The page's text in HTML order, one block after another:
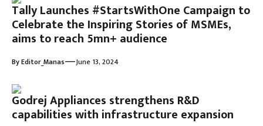
Tally Launches #StartsWithOne Campaign to
Celebrate the Inspiring Stories of MSMEs,
aims to reach 5mn+ audience
ByEditor_Manas—June 13, 2024
Godrej Appliances strengthens R&D
capabilities with infrastructure expansion